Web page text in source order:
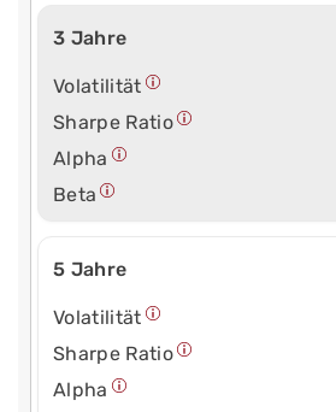
3 Jahre
Volatilität
Sharpe Ratio
Alpha
Beta
5 Jahre
Volatilität
Sharpe Ratio
Alpha